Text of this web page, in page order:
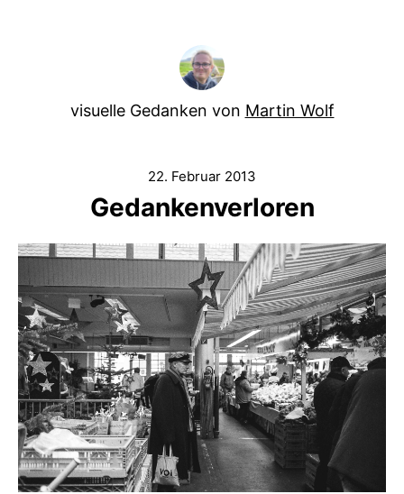
visuelle Gedanken von Martin Wolf
22. Februar 2013
Gedankenverloren